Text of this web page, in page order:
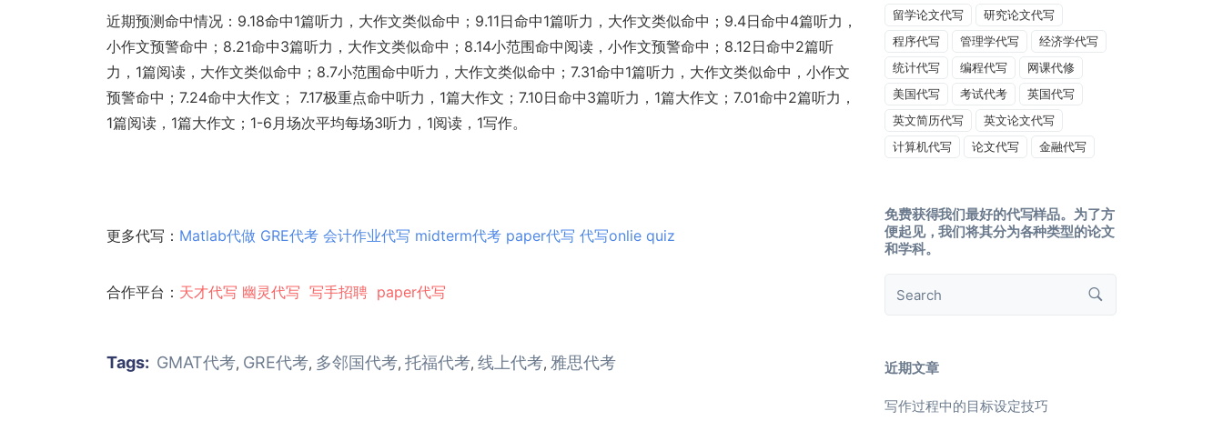
近期预测命中情况：9.18命中1篇听力，大作文类似命中；9.11日命中1篇听力，大作文类似命中；9.4日命中4篇听力，
小作文预警命中；8.21命中3篇听力，大作文类似命中；8.14小范围命中阅读，小作文预警命中；8.12日命中2篇听
力，1篇阅读，大作文类似命中；8.7小范围命中听力，大作文类似命中；7.31命中1篇听力，大作文类似命中，小作文
预警命中；7.24命中大作文； 7.17极重点命中听力，1篇大作文；7.10日命中3篇听力，1篇大作文；7.01命中2篇听力，
1篇阅读，1篇大作文；1-6月场次平均每场3听力，1阅读，1写作。
更多代写： Matlab代做 GRE代考 会计作业代写 midterm代考 paper代写 代写onlie quiz
合作平台： 天才代写 幽灵代写 写手招聘 paper代写
Tags: GMAT代考, GRE代考, 多邻国代考, 托福代考, 线上代考, 雅思代考
留学论文代写
研究论文代写
程序代写
管理学代写
经济学代写
统计代写
编程代写
网课代修
美国代写
考试代考
英国代写
英文简历代写
英文论文代写
计算机代写
论文代写 金融代写
免费获得我们最好的代写样品。为了方
便起见，我们将其分为各种类型的论文
和学科。
近期文章
写作过程中的目标设定技巧